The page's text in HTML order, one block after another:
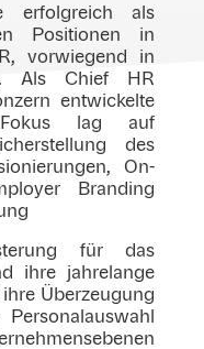
als
Positionen in
vorwiegend in
Als Chief HR
entwickelte
lag auf
des
On-
Branding
für das
ihre jahrelange
Überzeugung